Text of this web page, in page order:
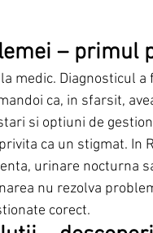
– primul
medic. Diagnosticul
ca, in sfarsit,
si optiuni de
ca un stigmat. In
urinare nocturna
nu rezolva
corect.